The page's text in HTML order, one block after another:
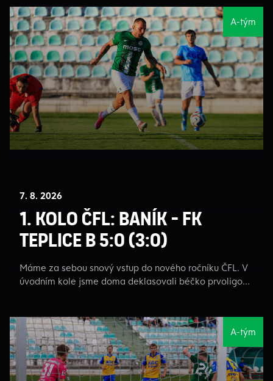
A-tým
7. 8. 2026
1. kolo ČFL: BANÍK - FK
TEPLICE B 5:0 (3:0)
Máme za sebou snový vstup do nového ročníku ČFL. V
úvodním kole jsme doma deklasovali béčko prvoligo...
A-tým